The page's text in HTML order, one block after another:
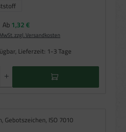
Regulärer Preis:
Ab1,32 €
zzgl. Versandkosten
Lieferzeit: 1-3 Tage
Wert ein oder benutze die Schaltflächen um die Anzahl zu